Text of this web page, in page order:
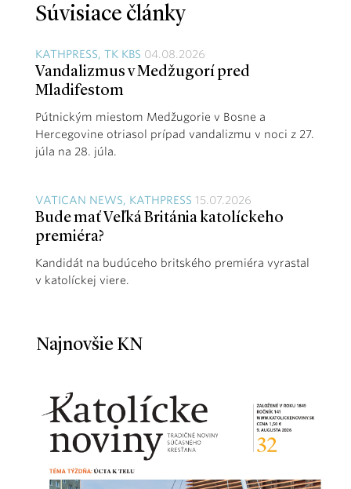
Súvisiace články
KATHPRESS, TK KBS 04.08.2026
Vandalizmus v Medžugorí pred
Mladifestom
Pútnickým miestom Medžugorie v Bosne a
Hercegovine otriasol prípad vandalizmu v noci z 27.
júla na 28. júla.
VATICAN NEWS, KATHPRESS 15.07.2026
Bude mať Veľká Británia katolíckeho
premiéra?
Kandidát na budúceho britského premiéra vyrastal
v katolíckej viere.
Najnovšie KN